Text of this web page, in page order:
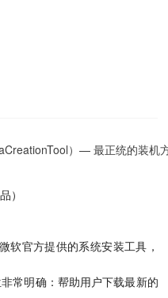
）— 最正统的装机
）
软官方提供的系统安装工具，
常明确：帮助用户下载最新的